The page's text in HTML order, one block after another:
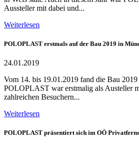
Aussteller mit dabei und...
Weiterlesen
POLOPLAST erstmals auf der Bau 2019 in
24.01.2019
Vom 14. bis 19.01.2019 fand die Bau
POLOPLAST war erstmalig als Austeller
zahlreichen Besuchern...
Weiterlesen
POLOPLAST präsentiert sich im OÖ